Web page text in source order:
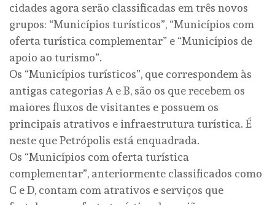
cidades agora serão classificadas em três novos
grupos: “Municípios turísticos”, “Municípios com
oferta turística complementar” e “Municípios de
apoio ao turismo”.
Os “Municípios turísticos”, que correspondem às
antigas categorias A e B, são os que recebem os
maiores fluxos de visitantes e possuem os
principais atrativos e infraestrutura turística. É
neste que Petrópolis está enquadrada.
Os “Municípios com oferta turística
complementar”, anteriormente classificados como
C e D, contam com atrativos e serviços que